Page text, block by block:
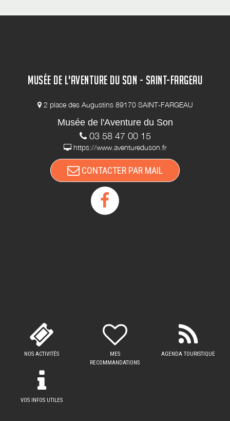
MUSÉE DE L'AVENTURE DU SON - SAINT-FARGEAU
2 place des Augustins 89170 SAINT-FARGEAU
Musée de l'Aventure du Son
03 58 47 00 15
https://www.aventureduson.fr
CONTACTER PAR MAIL
NOS ACTIVITÉS
MES
RECOMMANDATIONS
AGENDA TOURISTIQUE
VOS INFOS UTILES